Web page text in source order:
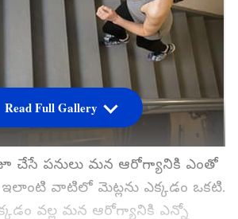
చేసే పనులు మన ఆరోగ్యానికి ఎంతో
వాటిలో మెట్లను ఎక్కడం ఒకటి.
వల్ల మన ఆరోగ్యానికి ఎన్నో
Read Full Gallery